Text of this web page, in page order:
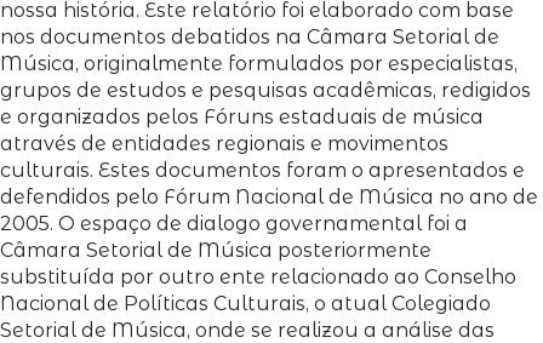
nossa história. Este relatório foi elaborado com base
nos documentos debatidos na Câmara Setorial de
Música, originalmente formulados por especialistas,
grupos de estudos e pesquisas acadêmicas, redigidos
e organizados pelos Fóruns estaduais de música
através de entidades regionais e movimentos
culturais. Estes documentos foram o apresentados e
defendidos pelo Fórum Nacional de Música no ano de
2005. O espaço de dialogo governamental foi a
Câmara Setorial de Música posteriormente
substituída por outro ente relacionado ao Conselho
Nacional de Políticas Culturais, o atual Colegiado
Setorial de Música, onde se realizou a análise das